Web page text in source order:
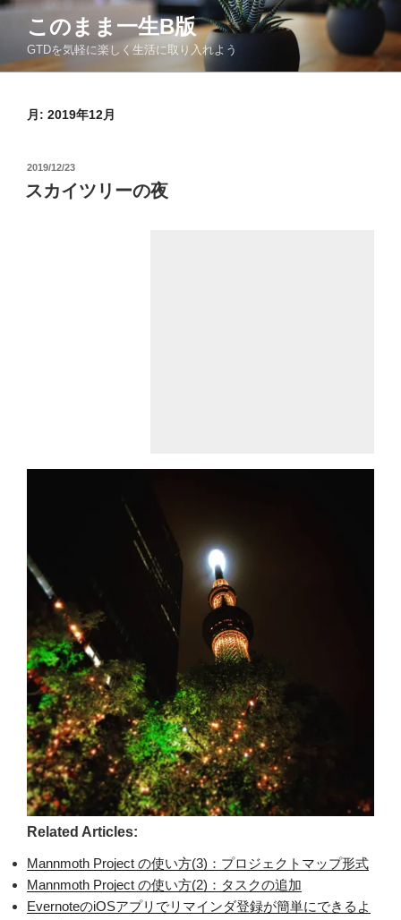
コ
ン
このまま一生Β版
GTDを気軽に楽しく生活に取り入れよう
月: 2019年12月
投
稿
日:
2019/12/23
スカイツリーの夜
Related Articles:
Mannmoth Project の使い方(3)：プロジェクトマップ形式
Mannmoth Project の使い方(2)：タスクの追加
EvernoteのiOSアプリでリマインダ登録が簡単にできるよ